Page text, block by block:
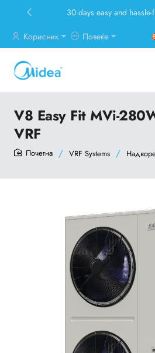
days easy and hassle-free returns
Корисник Повеќе
V8 Easy Fit MVi-
VRF
VRF Systems